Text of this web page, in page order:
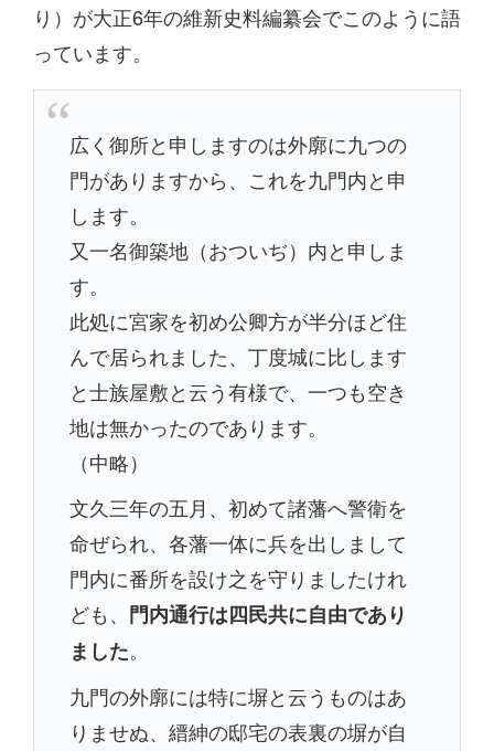
り）が大正6年の維新史料編纂会でこのように語
っています。
広く御所と申しますのは外廓に九つの
門がありますから、これを九門内と申
します。
又一名御築地（おついぢ）内と申しま
す。
此処に宮家を初め公卿方が半分ほど住
んで居られました、丁度城に比します
と士族屋敷と云う有様で、一つも空き
地は無かったのであります。
（中略）
文久三年の五月、初めて諸藩へ警衛を
命ぜられ、各藩一体に兵を出しまして
門内に番所を設け之を守りましたけれ
ども、 門内通行は四民共に自由であり
ました。
九門の外廓には特に塀と云うものはあ
りませぬ、縉紳の邸宅の表裏の塀が自